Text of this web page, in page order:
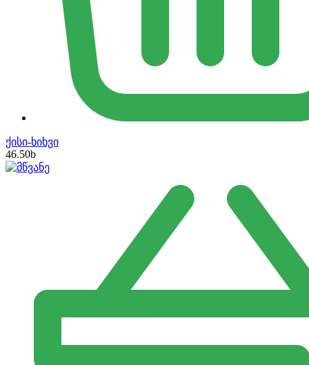
ქისი-ხიხვი
46.50b